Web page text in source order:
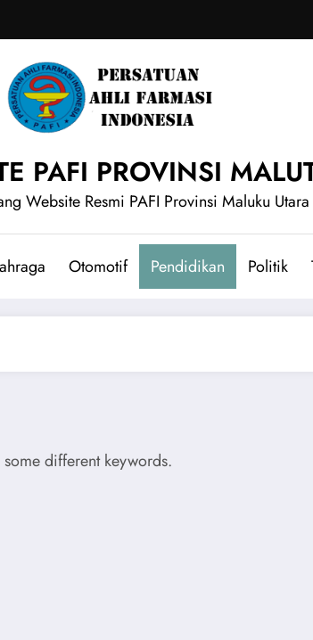
PAFI PROVINSI
Website Resmi PAFI Provinsi Maluku Utara
Otomotif Pendidikan Politik
different keywords.